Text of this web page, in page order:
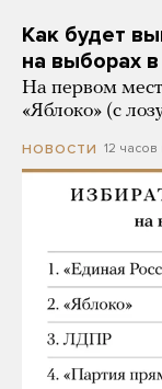
Как будет
на выборах
На первом
«Яблоко» (с
НОВОСТИ 12 часов